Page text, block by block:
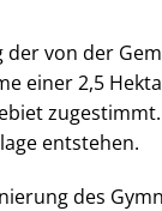
der von der
einer 2,5
entstehen.
des